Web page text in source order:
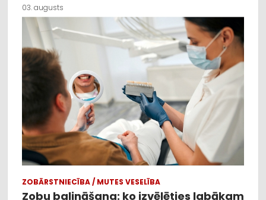
03. augusts
ZOBĀRSTNIECĪBA / MUTES VESELĪBA
Zobu balināšana: ko izvēlēties labākam